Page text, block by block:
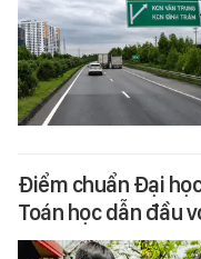
Điểm chuẩn Đại
Toán học dẫn đầu